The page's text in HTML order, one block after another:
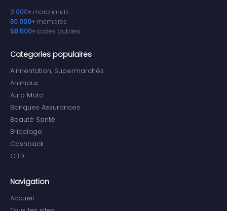
2 000+ marchands
30 000+ membres
56 500+codes publies
Categories populaires
Alimentation, Supermarchés
Animaux
Auto Moto
Banques Assurances
Beauté Santé
Bricolage
Cashback
CBD
Navigation
Accueil